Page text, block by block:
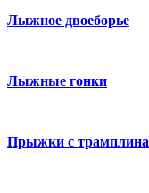
Лыжное двоеборье
Лыжные гонки
Прыжки с трамплина